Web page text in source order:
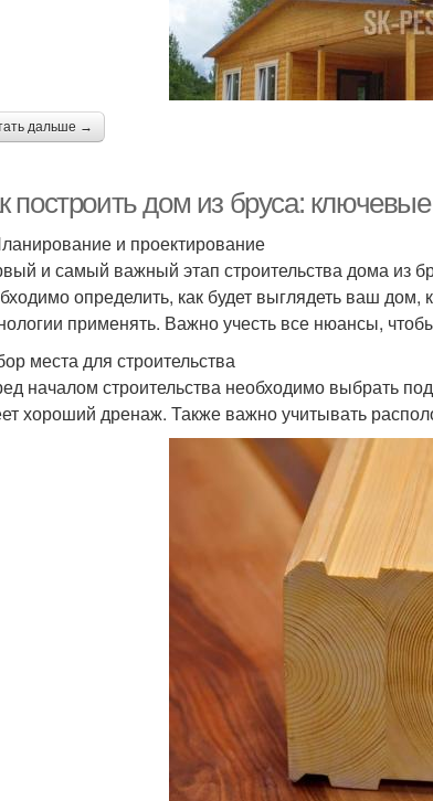
дальше →
построить дом из бруса:
и проектирование
и самый важный этап строительства дома из
определить, как будет выглядеть ваш
применять. Важно учесть все нюансы,
места для строительства
началом строительства необходимо выбрать
хороший дренаж. Также важно учитывать